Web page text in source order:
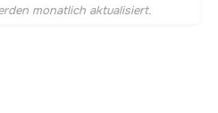
monatlich aktualisiert.